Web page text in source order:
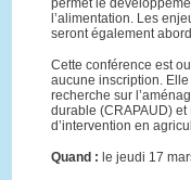
permet le
l’alimentation. Les
seront également
Cette conférence est
aucune inscription.
recherche sur
durable (CRAPAUD)
d’intervention en
Quand : le jeudi 17